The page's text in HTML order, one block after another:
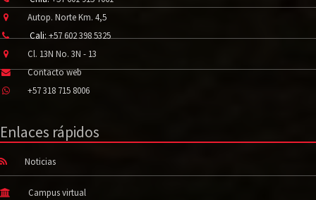
Autop. Norte Km. 4,5
Cali: +57 602 398 5325
Cl. 13N No. 3N - 13
Contacto web
+57 318 715 8006
Enlaces rápidos
Noticias
Campus virtual